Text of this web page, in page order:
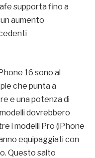
supporta fino a
aumento
16 sono al
che punta a
e una potenza di
dovrebbero
i modelli Pro (iPhone
equipaggiati con
Questo salto